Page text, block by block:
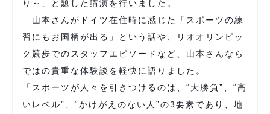
り～」と題した講演を行いました。
山本さんがドイツ在住時に感じた「スポーツの練
習にもお国柄が出る」という話や、リオオリンピッ
ク競歩でのスタッフエピソードなど、山本さんなら
ではの貴重な体験談を軽快に語りました。
「スポーツが人々を引きつけるのは、“大勝負”、“高
いレベル”、“かけがえのない人”の3要素であり、地